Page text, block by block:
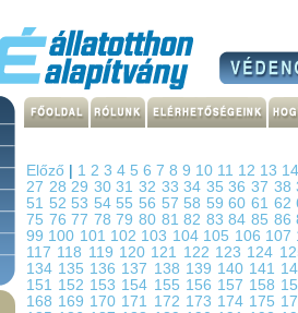
Előző 1 2 3 4 5 6 7 8 9 10 11 12 13
27 2829 303132 3334 353637 38
51 52 53 54 55 56 57 58 596061 62
75 7677 787980 8182 838485 86
99 100 101 102 103 104 105 106 107
117 118 119 120 121 122 123 124
134 135 136 137 138 139 140 141
151 152 153 154 155 156 157 158
168 169 170 171 172 173 174 175